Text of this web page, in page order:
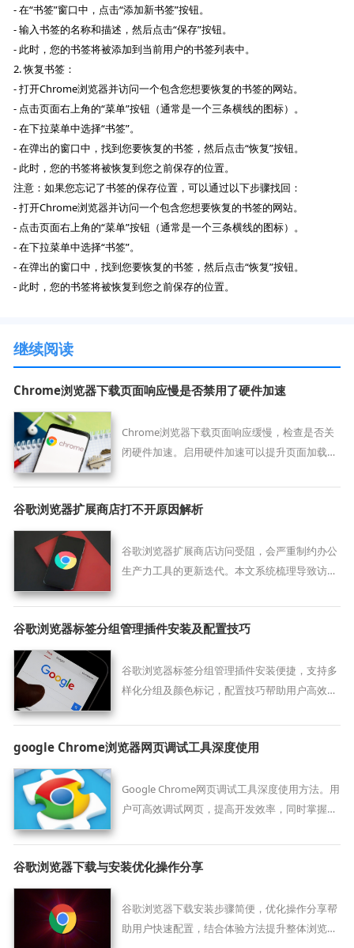
- 在“书签”窗口中，点击“添加新书签”按钮。
- 输入书签的名称和描述，然后点击“保存”按钮。
- 此时，您的书签将被添加到当前用户的书签列表中。
2. 恢复书签：
- 打开Chrome浏览器并访问一个包含您想要恢复的书签的网站。
- 点击页面右上角的“菜单”按钮（通常是一个三条横线的图标）。
- 在下拉菜单中选择“书签”。
- 在弹出的窗口中，找到您要恢复的书签，然后点击“恢复”按钮。
- 此时，您的书签将被恢复到您之前保存的位置。
注意：如果您忘记了书签的保存位置，可以通过以下步骤找回：
- 打开Chrome浏览器并访问一个包含您想要恢复的书签的网站。
- 点击页面右上角的“菜单”按钮（通常是一个三条横线的图标）。
- 在下拉菜单中选择“书签”。
- 在弹出的窗口中，找到您要恢复的书签，然后点击“恢复”按钮。
- 此时，您的书签将被恢复到您之前保存的位置。
继续阅读
Chrome浏览器下载页面响应慢是否禁用了硬件加速
Chrome浏览器下载页面响应缓慢，检查是否关
闭硬件加速。启用硬件加速可以提升页面加载速
谷歌浏览器扩展商店打不开原因解析
谷歌浏览器扩展商店访问受阻，会严重制约办公
生产力工具的更新迭代。本文系统梳理导致访问
复连接与稳定插件下载的优化策略。
谷歌浏览器标签分组管理插件安装及配置技巧
谷歌浏览器标签分组管理插件安装便捷，支持多
样化分组及颜色标记，配置技巧帮助用户高效整
google Chrome浏览器网页调试工具深度使用
Google Chrome网页调试工具深度使用方法。用
户可高效调试网页，提高开发效率，同时掌握隐
谷歌浏览器下载与安装优化操作分享
谷歌浏览器下载安装步骤简便，优化操作分享帮
助用户快速配置，结合体验方法提升整体浏览速